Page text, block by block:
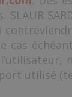
SLAUR
cas
utilisé